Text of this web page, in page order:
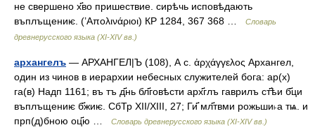
не свершено х҃во пришествие. сирѣчь исповѣдають
въплъщениѥ. (’Απολινάριοι) КР 1284, 367 368 …
Словарь
древнерусского языка (XI-XIV вв.)
архангелъ — АРХАНГЕЛ|Ъ (108), А с. ἀρχάγγελος Архангел,
один из чинов в иерархии небесных служителей бога: ар(х)
га(в) Надп 1161; въ тъ д҃нь бл҃говѣсти арх҃глъ гаврилъ ст҃ѣи б҃ци
въплъщениѥ б҃жиѥ. СбТр ХII/ХIII, 27; Ги҃ мл҃твми рожьши˫а тѩ. и
прп(д)бною оц҃ю …
Словарь древнерусского языка (XI-XIV вв.)